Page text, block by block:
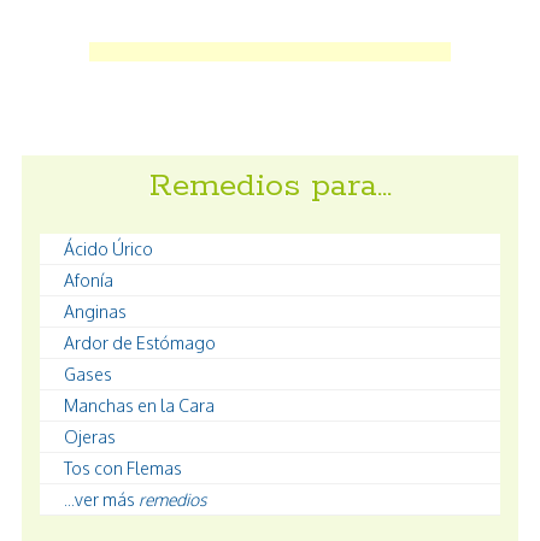
Remedios para…
Ácido Úrico
Afonía
Anginas
Ardor de Estómago
Gases
Manchas en la Cara
Ojeras
Tos con Flemas
...ver más remedios